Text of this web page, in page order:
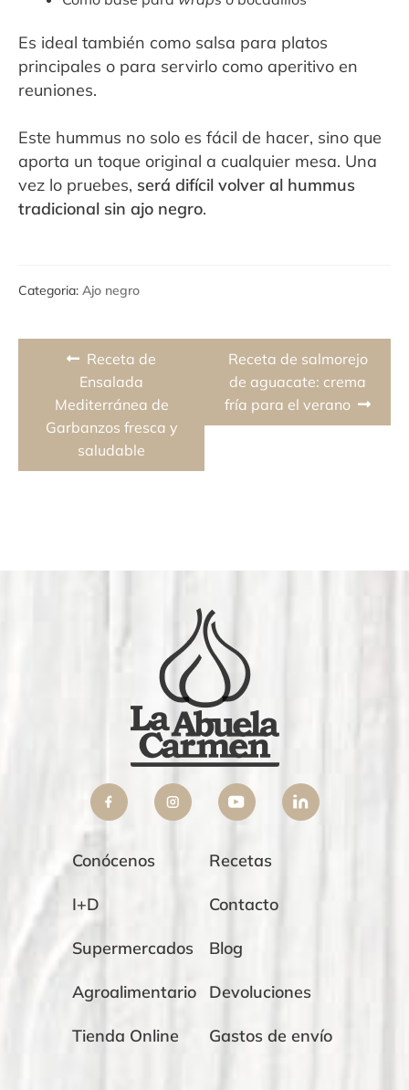
Es ideal también como salsa para platos
principales o para servirlo como aperitivo en
reuniones.
Este hummus no solo es fácil de hacer, sino que
aporta un toque original a cualquier mesa. Una
vez lo pruebes, será difícil volver al hummus
tradicional sin ajo negro.
Categoria: Ajo negro
Navegación
entradas
Previous
post:
Receta de
Ensalada
Mediterránea de
Garbanzos fresca y
saludable
Next
post:
Receta de salmorejo
de aguacate: crema
fría para el verano
Conócenos
I+D
Supermercados
Agroalimentario
Tienda Online
Recetas
Contacto
Blog
Devoluciones
Gastos de envío